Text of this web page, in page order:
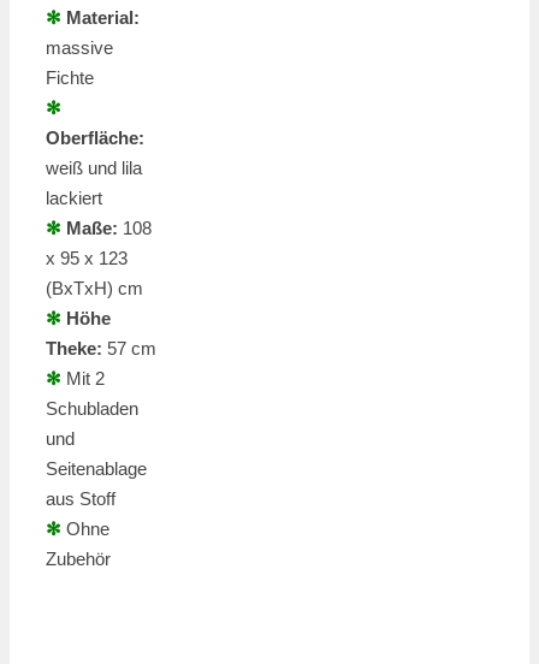
✻ Material:
massive
Fichte
✻
Oberfläche:
weiß und lila
lackiert
✻ Maße: 108
x 95 x 123
(BxTxH) cm
✻ Höhe
Theke: 57 cm
✻ Mit 2
Schubladen
und
Seitenablage
aus Stoff
✻ Ohne
Zubehör